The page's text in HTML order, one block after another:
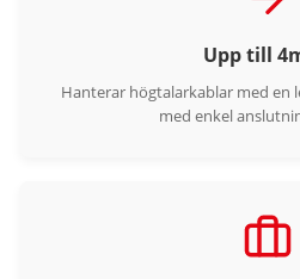
Upp till
Hanterar högtalarkablar med en
med enkel